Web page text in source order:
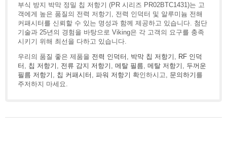
부식 방지 박막 정밀 칩 저항기 (PR 시리즈 PR02BTC1431)는 고
객에게 높은 품질의 전력 저항기, 전력 인덕터 및 알루미늄 전해
커패시터를 신뢰할 수 있는 명성과 함께 제공하고 있습니다. 첨단
기술과 25년의 경험을 바탕으로 Viking은 각 고객의 요구를 충족
시키기 위해 최선을 다하고 있습니다.
우리의 품질 좋은 제품을 전력 인덕터 박막 칩 저항기
RF 인덕
터
칩 저항기 전류 감지 저항기 메탈 필름 메탈 저항기
두꺼운
필름 저항기
칩 커패시터 파워 저항기 확인하시고, 문의하기 를
주저하지 마세요.